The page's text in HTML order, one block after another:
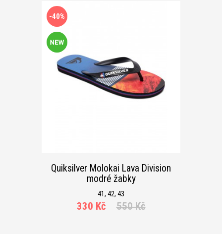
-40%
Quiksilver Molokai Lava Division
modré žabky
41, 42, 43
330 Kč 550 Kč